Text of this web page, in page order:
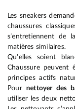
Les sneakers
chaussures
s’entretiennent de
matières similaires.
Qu’elles soient
Chaussure peuvent
principes actifs
Pour nettoyer des
utiliser les deux